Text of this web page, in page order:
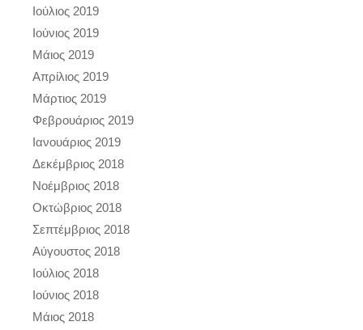
Ιούλιος 2019
Ιούνιος 2019
Μάιος 2019
Απρίλιος 2019
Μάρτιος 2019
Φεβρουάριος 2019
Ιανουάριος 2019
Δεκέμβριος 2018
Νοέμβριος 2018
Οκτώβριος 2018
Σεπτέμβριος 2018
Αύγουστος 2018
Ιούλιος 2018
Ιούνιος 2018
Μάιος 2018